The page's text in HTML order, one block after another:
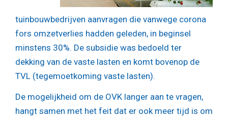
tuinbouwbedrijven aanvragen die vanwege corona
fors omzetverlies hadden geleden, in beginsel
minstens 30%. De subsidie was bedoeld ter
dekking van de vaste lasten en komt bovenop de
TVL (tegemoetkoming vaste lasten).
De mogelijkheid om de OVK langer aan te vragen,
hangt samen met het feit dat er ook meer tijd is om